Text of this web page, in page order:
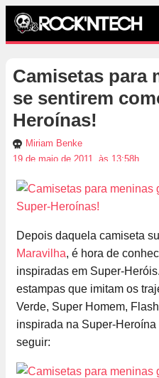
Camisetas para
se sentirem
Heroínas!
Miriam Benke
19 de maio de 2011, às 13:58h
Depois daquela camiseta
Maravilha, é hora de
inspiradas em Super-
estampas que imitam os
Verde, Super Homem,
inspirada na Super-
seguir: